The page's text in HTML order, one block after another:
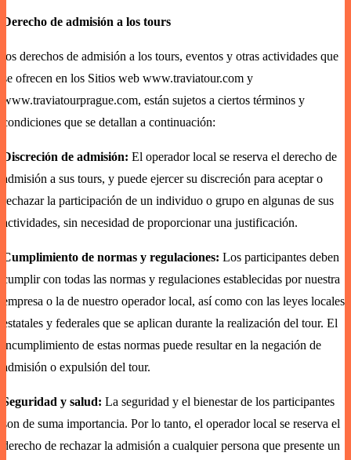
Derecho de admisión a los tours
los derechos de admisión a los tours, eventos y otras actividades que
se ofrecen en los Sitios web www.traviatour.com y
www.traviatourprague.com, están sujetos a ciertos términos y
condiciones que se detallan a continuación:
Discreción de admisión: El operador local se reserva el derecho de
admisión a sus tours, y puede ejercer su discreción para aceptar o
rechazar la participación de un individuo o grupo en algunas de sus
actividades, sin necesidad de proporcionar una justificación.
Cumplimiento de normas y regulaciones: Los participantes deben
cumplir con todas las normas y regulaciones establecidas por nuestra
empresa o la de nuestro operador local, así como con las leyes locales,
estatales y federales que se aplican durante la realización del tour. El
incumplimiento de estas normas puede resultar en la negación de
admisión o expulsión del tour.
Seguridad y salud: La seguridad y el bienestar de los participantes
son de suma importancia. Por lo tanto, el operador local se reserva el
derecho de rechazar la admisión a cualquier persona que presente un